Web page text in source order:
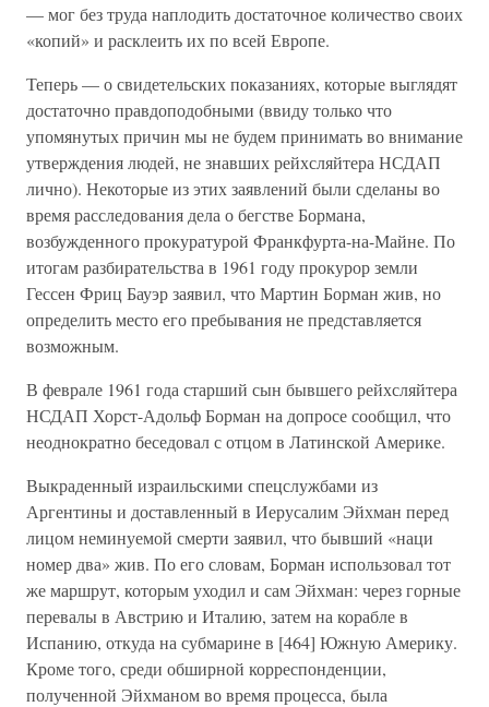
— мог без труда наплодить достаточное количество своих
«копий» и расклеить их по всей Европе.
Теперь — о свидетельских показаниях, которые выглядят
достаточно правдоподобными (ввиду только что
упомянутых причин мы не будем принимать во внимание
утверждения людей, не знавших рейхсляйтера НСДАП
лично). Некоторые из этих заявлений были сделаны во
время расследования дела о бегстве Бормана,
возбужденного прокуратурой Франкфурта-на-Майне. По
итогам разбирательства в 1961 году прокурор земли
Гессен Фриц Бауэр заявил, что Мартин Борман жив, но
определить место его пребывания не представляется
возможным.
В феврале 1961 года старший сын бывшего рейхсляйтера
НСДАП Хорст-Адольф Борман на допросе сообщил, что
неоднократно беседовал с отцом в Латинской Америке.
Выкраденный израильскими спецслужбами из
Аргентины и доставленный в Иерусалим Эйхман перед
лицом неминуемой смерти заявил, что бывший «наци
номер два» жив. По его словам, Борман использовал тот
же маршрут, которым уходил и сам Эйхман: через горные
перевалы в Австрию и Италию, затем на корабле в
Испанию, откуда на субмарине в [464] Южную Америку.
Кроме того, среди обширной корреспонденции,
полученной Эйхманом во время процесса, была